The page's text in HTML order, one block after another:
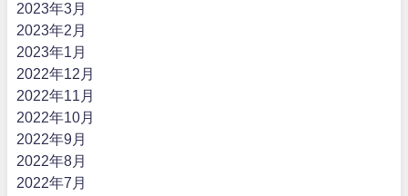
2023年3月
2023年2月
2023年1月
2022年12月
2022年11月
2022年10月
2022年9月
2022年8月
2022年7月